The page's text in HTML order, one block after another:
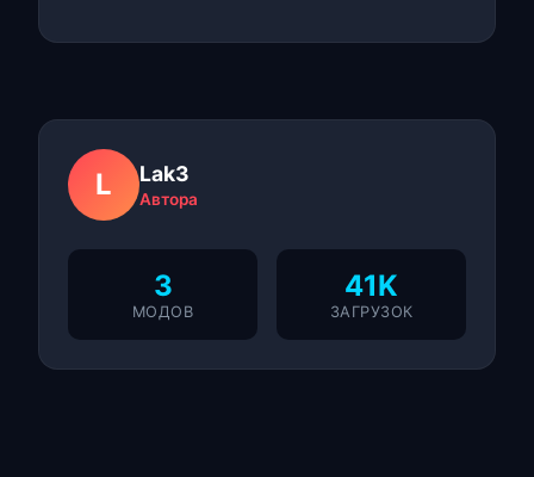
L Lak3
Автора
3
МОДОВ
41K
ЗАГРУЗОК